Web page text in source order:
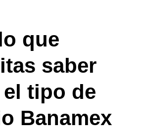
que
saber
tipo de
Banamex